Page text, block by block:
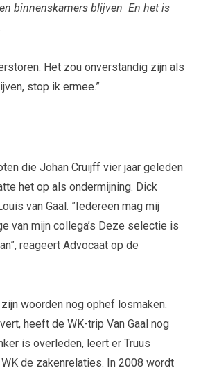
binnenskamers blijven En het is
Het zou onverstandig zijn als
stop ik ermee.”
die Johan Cruijff vier jaar geleden
het op als ondermijning. Dick
van Gaal. ”Iedereen mag mij
van mijn collega’s Deze selectie is
reageert Advocaat op de
woorden nog ophef losmaken.
heeft de WK-trip Van Gaal nog
is overleden, leert er Truus
de zakenrelaties. In 2008 wordt